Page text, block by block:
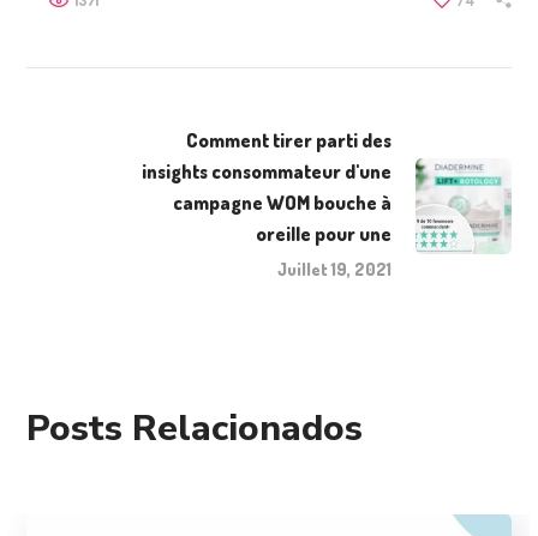
Comment tirer parti des
insights consommateur d'une
campagne WOM bouche à
oreille pour une
Juillet 19, 2021